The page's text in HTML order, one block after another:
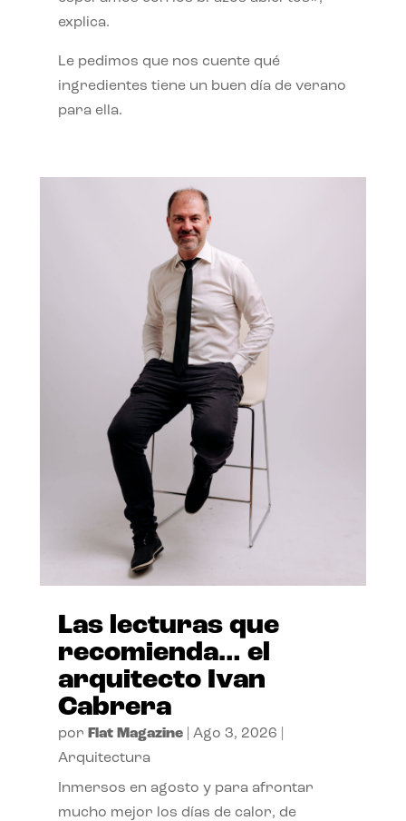
explica.
Le pedimos que nos cuente qué
ingredientes tiene un buen día de verano
para ella.
Las lecturas que
recomienda… el
arquitecto Ivan
Cabrera
por Flat Magazine| Ago 3, 2026
Arquitectura
Inmersos en agosto y para afrontar
mucho mejor los días de calor, de